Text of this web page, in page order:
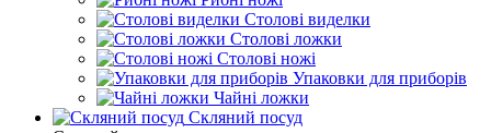
Столові виделки
Столові ложки
Столові ножі
Упаковки для приборів
Чайні ложки
Скляний посуд